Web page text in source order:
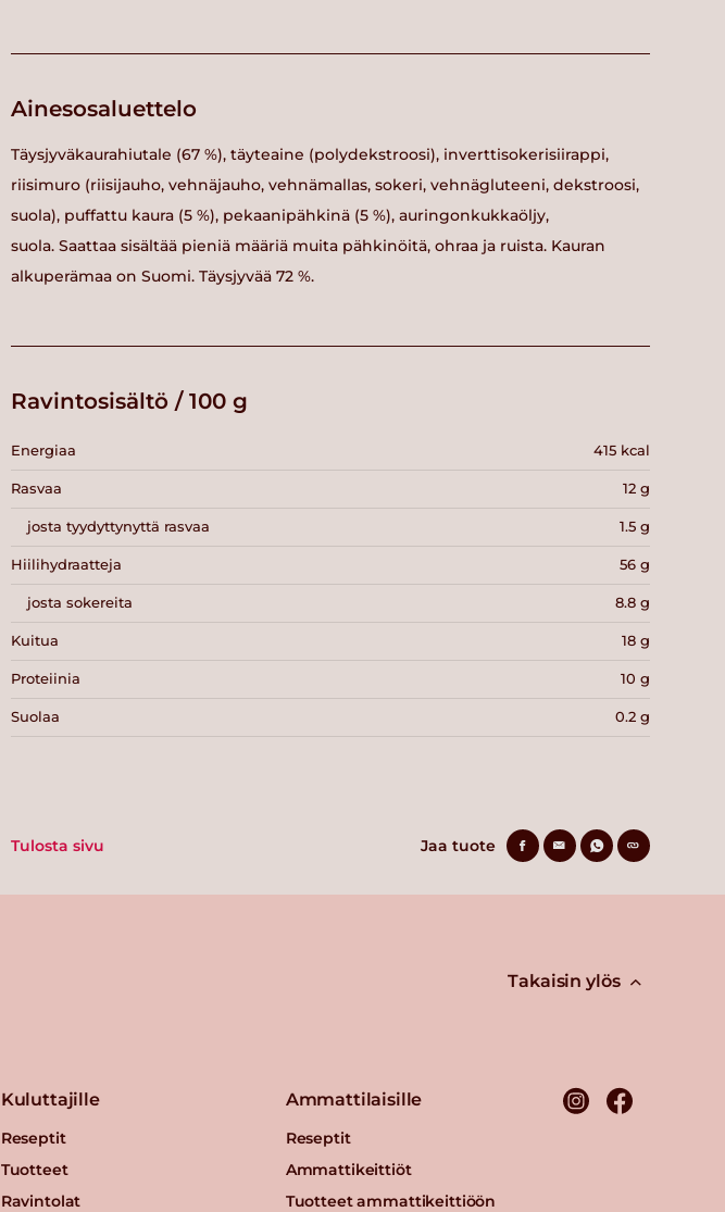
Ainesosaluettelo
Täysjyväkaurahiutale (67 %), täyteaine (polydekstroosi), inverttisokerisiirappi,
riisimuro (riisijauho, vehnäjauho, vehnämallas, sokeri, vehnägluteeni, dekstroosi,
suola), puffattu kaura (5 %), pekaanipähkinä (5 %), auringonkukkaöljy,
suola. Saattaa sisältää pieniä määriä muita pähkinöitä, ohraa ja ruista. Kauran
alkuperämaa on Suomi. Täysjyvää 72 %.
Ravintosisältö / 100 g
Energiaa 415 kcal
Rasvaa 12 g
josta tyydyttynyttä rasvaa 1.5 g
Hiilihydraatteja 56 g
josta sokereita 8.8 g
Kuitua 18 g
Proteiinia 10 g
Suolaa 0.2 g
Tulosta sivu Jaa tuote
Takaisin ylös
Kuluttajille
Reseptit
Tuotteet
Ravintolat
Ammattilaisille
Reseptit
Ammattikeittiöt
Tuotteet ammattikeittiöön